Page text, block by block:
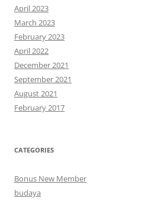
April 2023
March 2023
February 2023
April 2022
December 2021
September 2021
August 2021
February 2017
CATEGORIES
Bonus New Member
budaya